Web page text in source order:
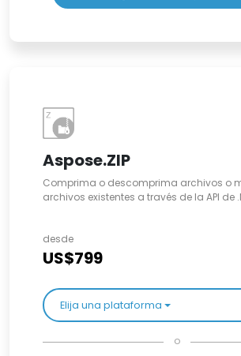
Aspose.ZIP
Comprima o descomprima archivos o
archivos existentes a través de la API de
desde
US$799
Elija una plataforma
o